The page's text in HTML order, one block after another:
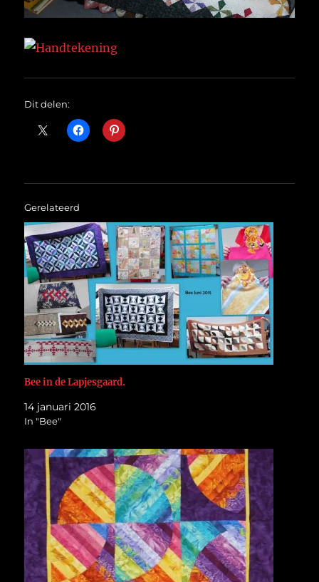
Dit delen:
Gerelateerd
Bee in de Lapjesgaard.
14 januari 2016
In "Bee"